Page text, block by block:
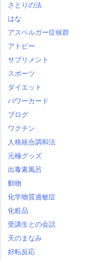
さとりの法
はな
アスペルガー症候群
アトピー
サプリメント
スポーツ
ダイエット
パワーカード
ブログ
ワクチン
人格統合調和法
元極グッズ
出毒素風呂
動物
化学物質過敏症
化粧品
受講生との会話
天のまなみ
好転反応